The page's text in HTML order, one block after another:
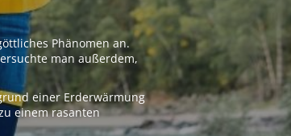
Phänomen an.
man außerdem,
einer Erderwärmung
einem rasanten